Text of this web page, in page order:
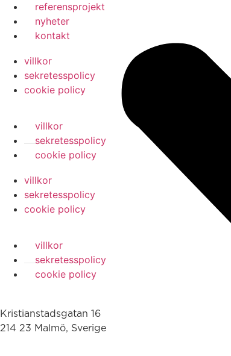
referensprojekt
nyheter
kontakt
villkor
sekretesspolicy
cookie policy
villkor
sekretesspolicy
cookie policy
villkor
sekretesspolicy
cookie policy
villkor
sekretesspolicy
cookie policy
Kristianstadsgatan 16
214 23 Malmö, Sverige